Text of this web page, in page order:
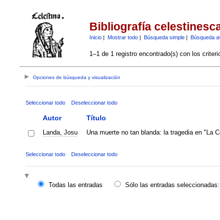
Bibliografía
Inicio| Mostrar todo| Búsqueda simple| Búsqueda
1–1 de 1 registro encontrado(s) con los
Opciones de búsqueda y visualización
Seleccionar todo Deseleccionar todo
Autor Título
Landa, Josu Una muerte no tan blanda: la tragedia en "La
Seleccionar todo Deseleccionar todo
Todas las entradas
Sólo las entradas seleccionadas: